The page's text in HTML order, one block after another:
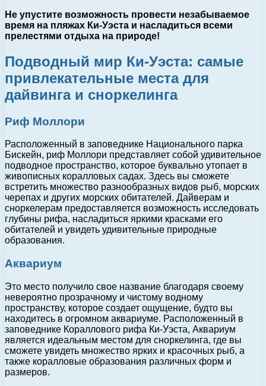
Не упустите возможность провести незабываемое
время на пляжах Ки-Уэста и насладиться всеми
прелестями отдыха на природе!
Подводный мир Ки-Уэста: самые
привлекательные места для
дайвинга и сноркелинга
Риф Моллори
Расположенный в заповеднике Национального парка
Бискейн, риф Моллори представляет собой удивительное
подводное пространство, которое буквально утопает в
живописных коралловых садах. Здесь вы сможете
встретить множество разнообразных видов рыб, морских
черепах и других морских обитателей. Дайверам и
сноркелерам предоставляется возможность исследовать
глубины рифа, насладиться яркими красками его
обитателей и увидеть удивительные природные
образования.
Аквариум
Это место получило свое название благодаря своему
невероятно прозрачному и чистому водному
пространству, которое создает ощущение, будто вы
находитесь в огромном аквариуме. Расположенный в
заповеднике Кораллового рифа Ки-Уэста, Аквариум
является идеальным местом для сноркелинга, где вы
сможете увидеть множество ярких и красочных рыб, а
также коралловые образования различных форм и
размеров.